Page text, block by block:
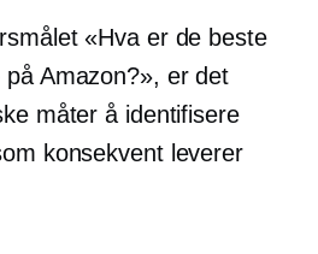
«Hva er de beste
Amazon?», er det
måter å identifisere
konsekvent leverer